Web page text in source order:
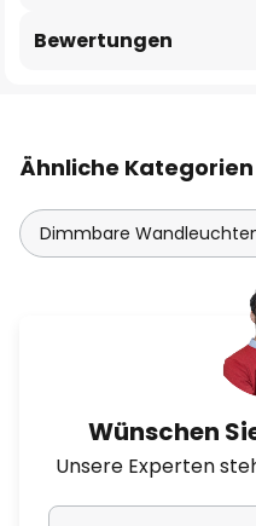
Bewertungen
Ähnliche Kategorien
Dimmbare
Wünschen
Unsere Experten